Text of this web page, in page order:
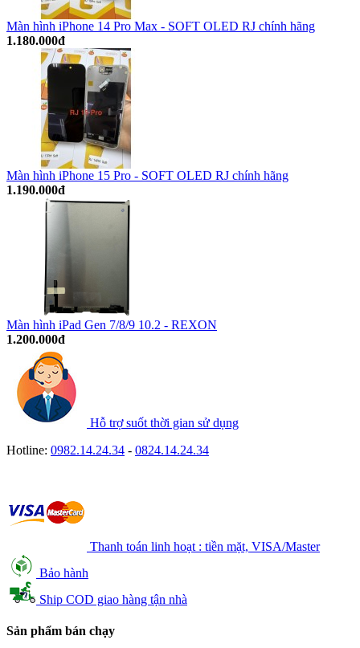
Màn hình iPhone 14 Pro Max - SOFT OLED RJ chính hãng
1.180.000đ
Màn hình iPhone 15 Pro - SOFT OLED RJ chính hãng
1.190.000đ
Màn hình iPad Gen 7/8/9 10.2 - REXON
1.200.000đ
Hỗ trợ suốt thời gian sử dụng
Hotline: 0982.14.24.34 - 0824.14.24.34
Thanh toán linh hoạt : tiền mặt, VISA/Master
Bảo hành
Ship COD giao hàng tận nhà
Sản phẩm bán chạy